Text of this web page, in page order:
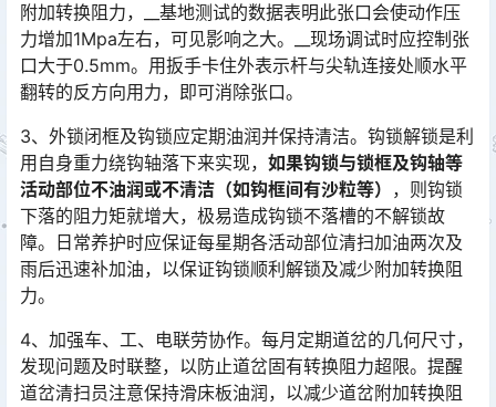
附加转换阻力，__基地测试的数据表明此张口会使动作压
力增加1Mpa左右，可见影响之大。__现场调试时应控制张
口大于0.5mm。用扳手卡住外表示杆与尖轨连接处顺水平
翻转的反方向用力，即可消除张口。󠅅󠅃󠄵󠅂󠄪󠇖󠆨󠆨󠇕󠆞󠆒󠅬󠇘󠆭󠆘󠇙󠆝󠅵󠇗󠆭󠆁󠄐󠇗󠅹󠅸󠇖󠆍󠅳󠇖󠅹󠅰󠇖󠆌󠅹
3、外锁闭框及钩锁应定期油润并保持清洁。钩锁解锁是利
用自身重力绕钩轴落下来实现， 如果钩锁与锁框及钩轴等
活动部位不油润或不清洁（如钩框间有沙粒等） ，则钩锁
下落的阻力矩就增大，极易造成钩锁不落槽的不解锁故
障。日常养护时应保证每星期各活动部位清扫加油两次及
雨后迅速补加油，以保证钩锁顺利解锁及减少附加转换阻
力。󠅅󠅃󠄵󠅂󠄪󠇖󠆨󠆨󠇕󠆞󠆒󠅬󠇘󠆭󠆘󠇙󠆝󠅵󠇗󠆭󠆁󠄐󠇗󠅹󠅸󠇖󠆍󠅳󠇖󠅹󠅰󠇖󠆌󠅹
4、加强车、工、电联劳协作。每月定期道岔的几何尺寸，
发现问题及时联整，以防止道岔固有转换阻力超限。提醒
道岔清扫员注意保持滑床板油润，以减少道岔附加转换阻